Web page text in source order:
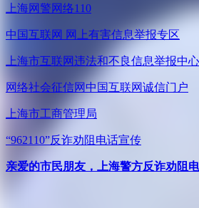
上海网警网络110
中国互联网 网上有害信息举报专区
上海市互联网违法和不良信息举报中心
网络社会征信网中国互联网诚信门户
上海市工商管理局
“962110”反诈劝阻电话宣传
亲爱的市民朋友，上海警方反诈劝阻